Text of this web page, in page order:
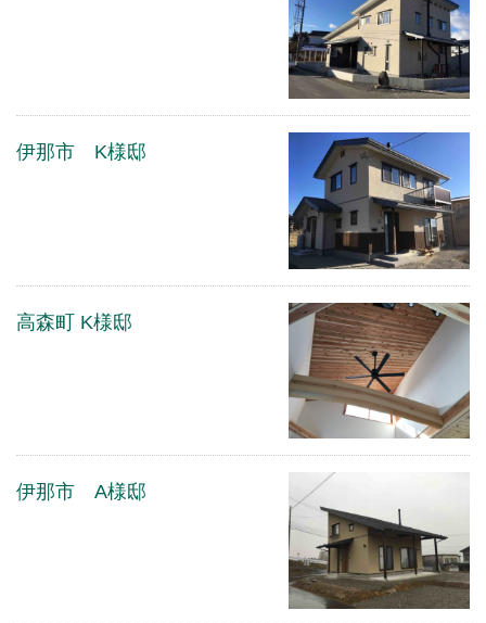
伊那市 K様邸
高森町 K様邸
伊那市 A様邸